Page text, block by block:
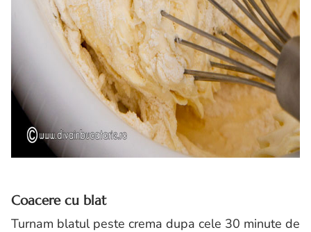
Coacere cu blat
Turnam blatul peste crema dupa cele 30 minute de